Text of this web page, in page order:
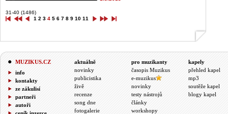
31-40 (1486)
1 2 3 4 5 6 7 8 9 10 11
MUZIKUS.CZ
info
kontakty
ze zákulisí
partneři
autoři
aktuálně
novinky
publicistika
živě
recenze
song dne
fotogalerie
pro muzikanty
časopis Muzikus
e-muzikus
novinky
testy nástrojů
články
workshopy
kapely
přehled kapel
mp3
soutěže kapel
blogy kapel